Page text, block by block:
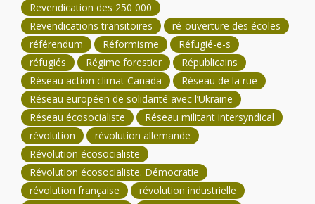
Revendication des 250 000
Revendications transitoires
ré-ouverture des écoles
référendum
Réformisme
Réfugié-e-s
réfugiés
Régime forestier
Républicains
Réseau action climat Canada
Réseau de la rue
Réseau européen de solidarité avec l’Ukraine
Réseau écosocialiste
Réseau militant intersyndical
révolution
révolution allemande
Révolution écosocialiste
Révolution écosocialiste. Démocratie
révolution française
révolution industrielle